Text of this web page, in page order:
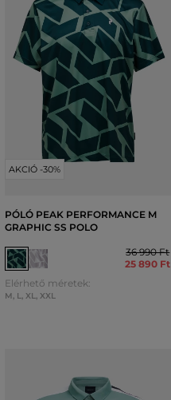
AKCIÓ -30%
PÓLÓ PEAK PERFORMANCE M
GRAPHIC SS POLO
36 990 Ft
25 890 Ft
Elérhető méretek:
M, L, XL, XXL